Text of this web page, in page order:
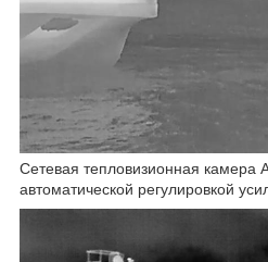
Сетевая тепловизионная камера
автоматической регулировкой